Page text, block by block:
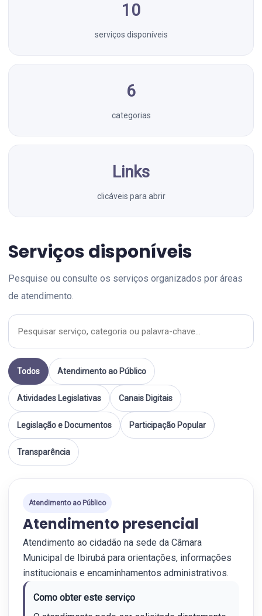
10
serviços disponíveis
6
categorias
Links
clicáveis para abrir
Serviços disponíveis
Pesquise ou consulte os serviços organizados por áreas
de atendimento.
Todos Atendimento ao Público
Atividades Legislativas Canais Digitais
Legislação e Documentos Participação Popular
Transparência
Atendimento ao Público
Atendimento presencial
Atendimento ao cidadão na sede da Câmara
Municipal de Ibirubá para orientações, informações
institucionais e encaminhamentos administrativos.
Como obter este serviço